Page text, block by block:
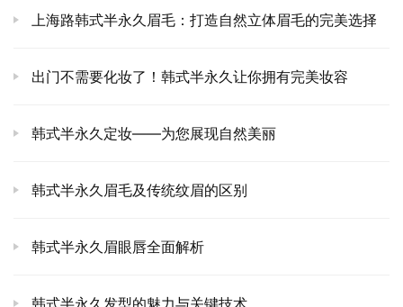
上海路韩式半永久眉毛：打造自然立体眉毛的完美选择
出门不需要化妆了！韩式半永久让你拥有完美妆容
韩式半永久定妆——为您展现自然美丽
韩式半永久眉毛及传统纹眉的区别
韩式半永久眉眼唇全面解析
韩式半永久发型的魅力与关键技术